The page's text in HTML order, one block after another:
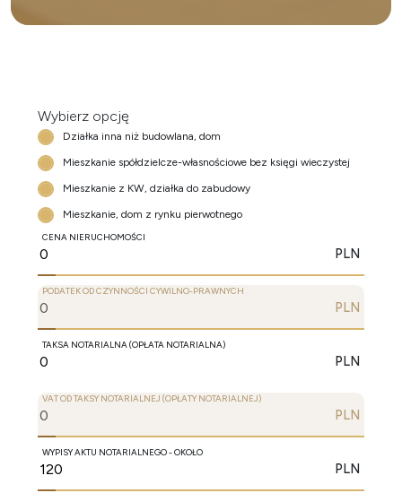
Wybierz opcję
Działka inna niż budowlana, dom
Mieszkanie spółdzielcze-własnościowe bez księgi wieczystej
Mieszkanie z KW, działka do zabudowy
Mieszkanie, dom z rynku pierwotnego
CENA NIERUCHOMOŚCI
PLN
PODATEK OD CZYNNOŚCI CYWILNO-PRAWNYCH
PLN
TAKSA NOTARIALNA (OPŁATA NOTARIALNA)
PLN
VAT OD TAKSY NOTARIALNEJ (OPŁATY NOTARIALNEJ)
PLN
WYPISY AKTU NOTARIALNEGO - OKOŁO
PLN